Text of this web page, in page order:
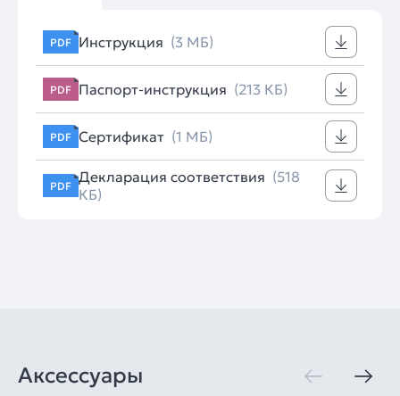
PDF Инструкция (3 МБ)
PDF Паспорт-инструкция (213 КБ)
PDF Сертификат (1 МБ)
PDF Декларация соответствия (518
КБ)
Аксессуары